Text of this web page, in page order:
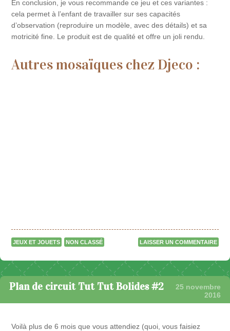
En conclusion, je vous recommande ce jeu et ces variantes :
cela permet à l’enfant de travailler sur ses capacités
d’observation (reproduire un modèle, avec des détails) et sa
motricité fine. Le produit est de qualité et offre un joli rendu.
Autres mosaïques chez Djeco :
JEUX ET JOUETS NON CLASSÉ LAISSER UN COMMENTAIRE
Plan de circuit Tut Tut Bolides #2
25 novembre
2016
Voilà plus de 6 mois que vous attendiez (quoi, vous faisiez